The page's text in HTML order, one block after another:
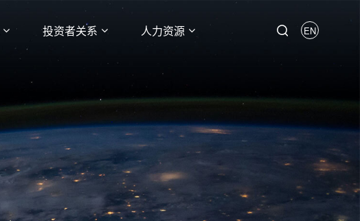
投资者关系 人力资源 EN